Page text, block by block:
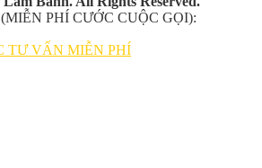
PHÍ CƯỚC CUỘC GỌI):
VẤN MIỄN PHÍ